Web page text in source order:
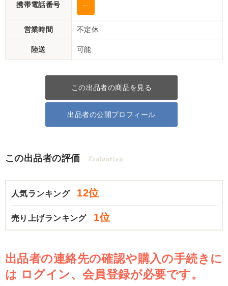
携帯電話番号 --
営業時間 不定休
陸送 可能
この出品者の商品を見る
出品者の公開プロフィール
この出品者の評価 Evaluation
人気ランキング 12位
売り上げランキング 1位
出品者の連絡先の確認や購入の手続きに
は ログイン、会員登録が必要です。